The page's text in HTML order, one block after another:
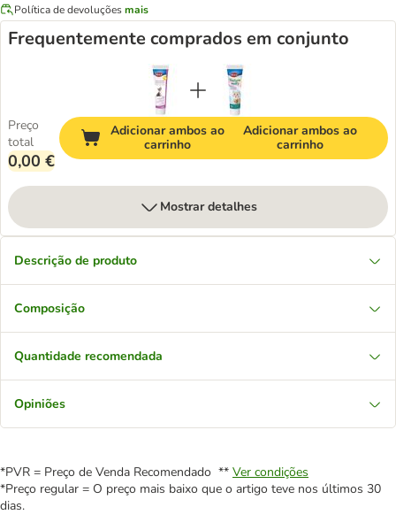
Política de devoluçõesmais
Frequentemente comprados em conjunto
Preço
total
0,00 €
Adicionar ambos ao
carrinho
Adicionar ambos ao
carrinho
Mostrar detalhes
Descrição de produto
Composição
Quantidade recomendada
Opiniões
*PVR = Preço de Venda Recomendado ** Ver condições
*Preço regular = O preço mais baixo que o artigo teve nos últimos 30
dias.